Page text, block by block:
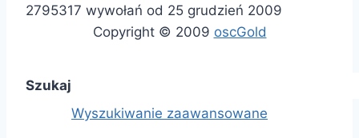
2795317 wywołań od 25 grudzień 2009
Copyright © 2009 oscGold
Szukaj
Wyszukiwanie zaawansowane